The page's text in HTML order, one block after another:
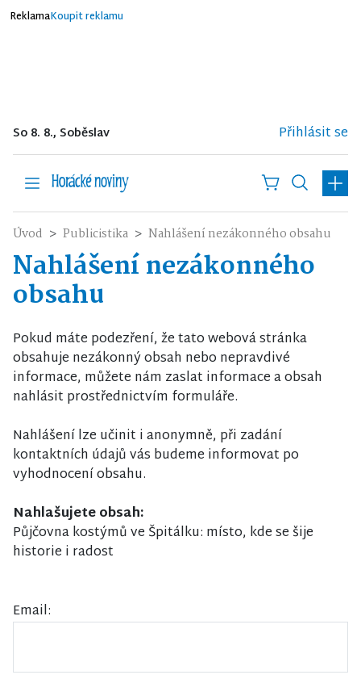
ReklamaKoupit reklamu
So 8. 8., Soběslav Přihlásit se
Úvod Publicistika Nahlášení nezákonného obsahu
Nahlášení nezákonného
obsahu
Pokud máte podezření, že tato webová stránka
obsahuje nezákonný obsah nebo nepravdivé
informace, můžete nám zaslat informace a obsah
nahlásit prostřednictvím formuláře.
Nahlášení lze učinit i anonymně, při zadání
kontaktních údajů vás budeme informovat po
vyhodnocení obsahu.
Nahlašujete obsah:
Půjčovna kostýmů ve Špitálku: místo, kde se šije
historie i radost
Email: